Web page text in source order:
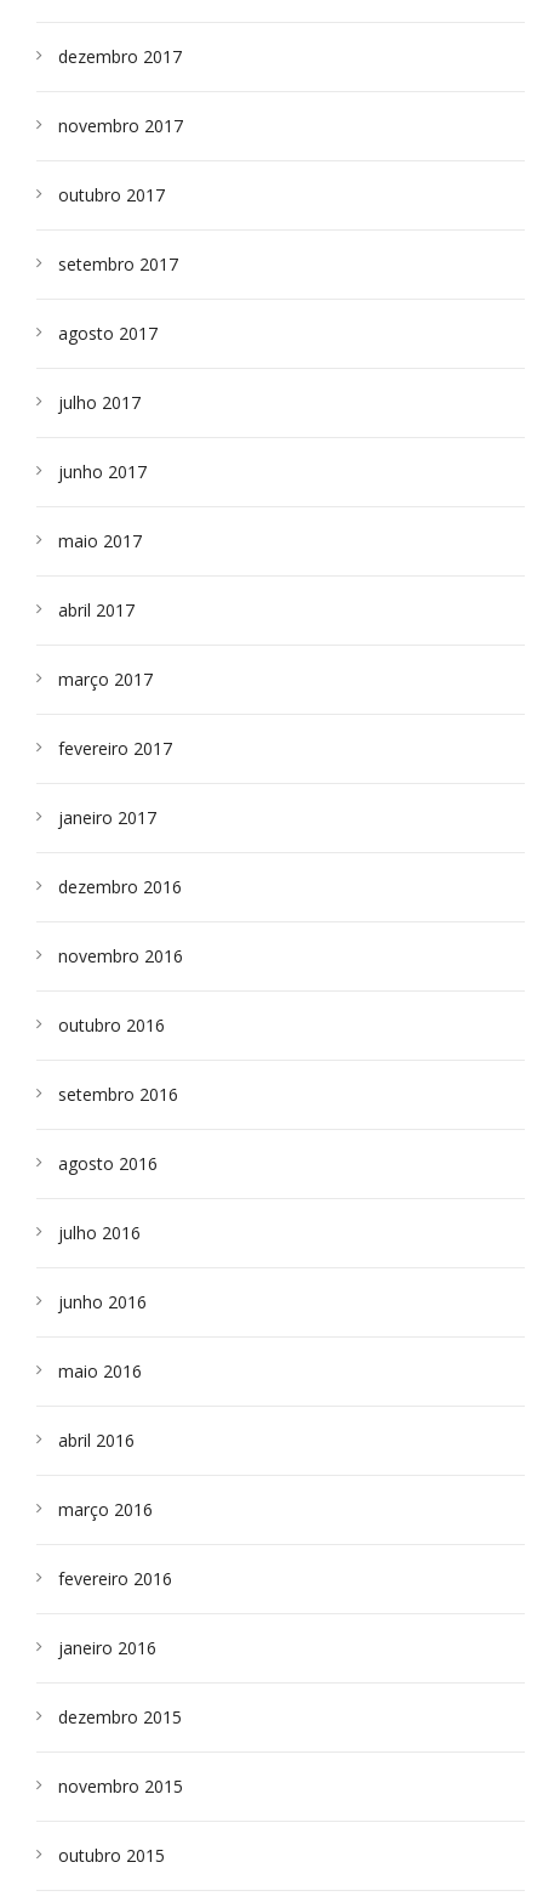
dezembro 2017
novembro 2017
outubro 2017
setembro 2017
agosto 2017
julho 2017
junho 2017
maio 2017
abril 2017
março 2017
fevereiro 2017
janeiro 2017
dezembro 2016
novembro 2016
outubro 2016
setembro 2016
agosto 2016
julho 2016
junho 2016
maio 2016
abril 2016
março 2016
fevereiro 2016
janeiro 2016
dezembro 2015
novembro 2015
outubro 2015